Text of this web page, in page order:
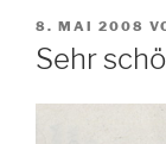
AM
8. MAI 2008
Sehr